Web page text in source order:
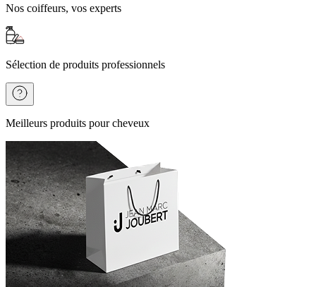
Nos coiffeurs, vos experts
Sélection de produits professionnels
Meilleurs produits pour cheveux